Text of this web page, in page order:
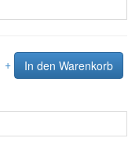
+